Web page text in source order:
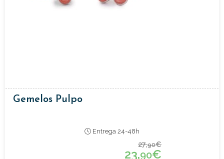
Gemelos Pulpo
Entrega 24-48h
27,90€
23,90€